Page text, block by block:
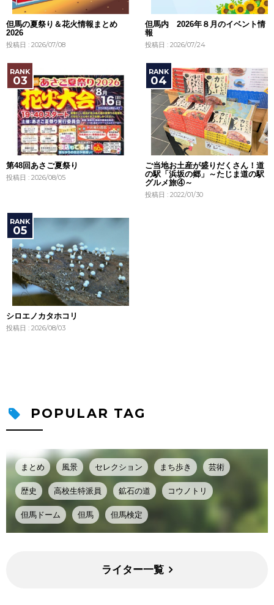
但馬の夏祭り＆花火情報まとめ
2026
投稿日 : 2026/07/08
但馬内 2026年８月のイベント情
報
投稿日 : 2026/07/24
第48回あさご夏祭り
投稿日 : 2026/08/05
ご当地お土産が盛りだくさん！道
の駅「浜坂の郷」～たじま道の駅
グルメ旅④～
投稿日 : 2022/01/30
シロエノカタホコリ
投稿日 : 2026/08/03
POPULAR TAG
まとめ 風景 セレクション まち歩き 芸術
歴史 高校生特派員 鉱石の道 コウノトリ
但馬ドーム 但馬 但馬検定
ライター一覧